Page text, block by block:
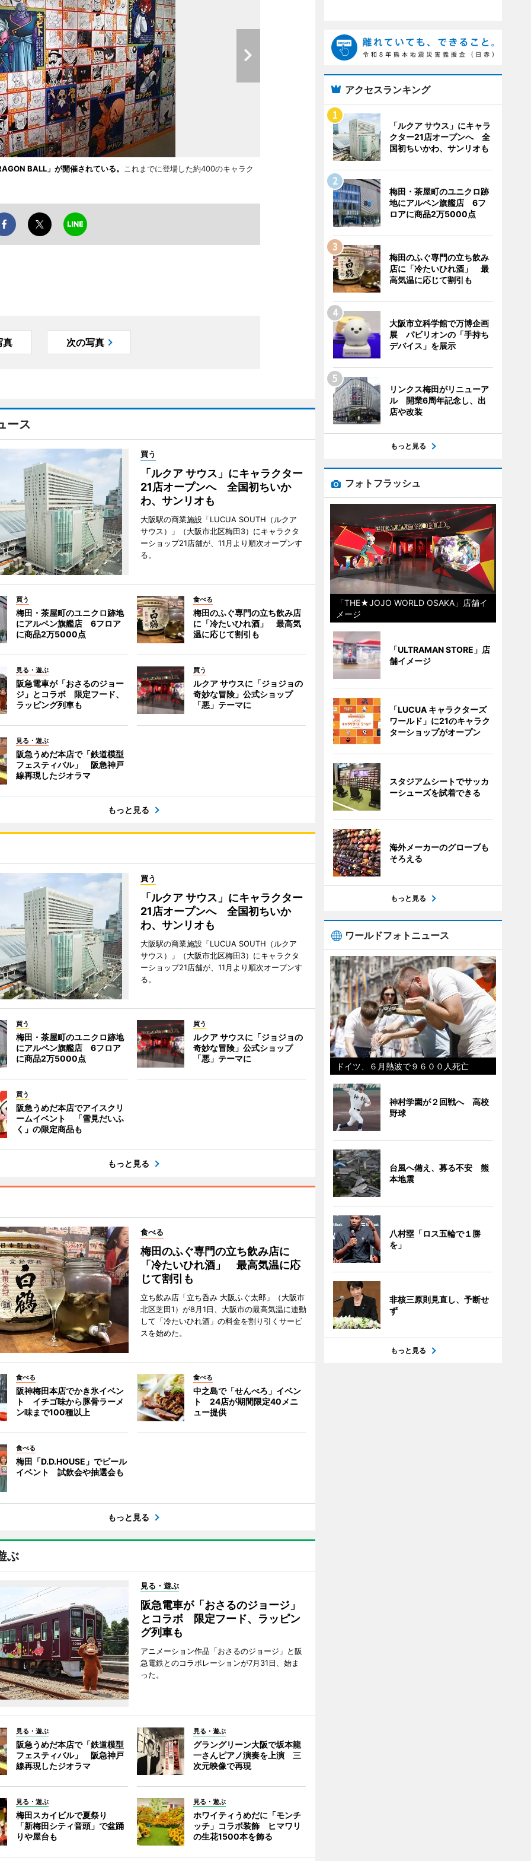
BALL」が開催されている。 これまでに登場した約400のキャラク
真 次の写真
ース
買う
「ルクア サウス」にキャラクター
21店オープンへ 全国初ちいか
わ、サンリオも
大阪駅の商業施設「LUCUA SOUTH（ルクア
サウス）」（大阪市北区梅田3）にキャラクタ
ーショップ21店舗が、11月より順次オープンす
る。
買う
梅田・茶屋町のユニクロ跡地
にアルペン旗艦店 6フロア
に商品2万5000点
食べる
梅田のふぐ専門の立ち飲み店
に「冷たいひれ酒」 最高気
温に応じて割引も
見る・遊ぶ
阪急電車が「おさるのジョー
ジ」とコラボ 限定フード、
ラッピング列車も
買う
ルクア サウスに「ジョジョの
奇妙な冒険」公式ショップ
「悪」テーマに
見る・遊ぶ
阪急うめだ本店で「鉄道模型
フェスティバル」 阪急神戸
線再現したジオラマ
もっと見る
買う
「ルクア サウス」にキャラクター
21店オープンへ 全国初ちいか
わ、サンリオも
大阪駅の商業施設「LUCUA SOUTH（ルクア
サウス）」（大阪市北区梅田3）にキャラクタ
ーショップ21店舗が、11月より順次オープンす
る。
買う
梅田・茶屋町のユニクロ跡地
にアルペン旗艦店 6フロア
に商品2万5000点
買う
ルクア サウスに「ジョジョの
奇妙な冒険」公式ショップ
「悪」テーマに
買う
阪急うめだ本店でアイスクリ
ームイベント 「雪見だいふ
く」の限定商品も
もっと見る
食べる
梅田のふぐ専門の立ち飲み店に
「冷たいひれ酒」 最高気温に応
じて割引も
立ち飲み店「立ち呑み 大阪ふぐ太郎」（大阪市
北区芝田1）が8月1日、大阪市の最高気温に連動
して「冷たいひれ酒」の料金を割り引くサービ
スを始めた。
食べる
阪神梅田本店でかき氷イベン
ト イチゴ味から豚骨ラーメ
ン味まで100種以上
食べる
中之島で「せんべろ」イベン
ト 24店が期間限定40メニ
ュー提供
食べる
梅田「D.D.HOUSE」でビール
イベント 試飲会や抽選会も
もっと見る
ぶ
見る・遊ぶ
阪急電車が「おさるのジョージ」
とコラボ 限定フード、ラッピン
グ列車も
アニメーション作品「おさるのジョージ」と阪
急電鉄とのコラボレーションが7月31日、始ま
った。
見る・遊ぶ
阪急うめだ本店で「鉄道模型
フェスティバル」 阪急神戸
線再現したジオラマ
見る・遊ぶ
グラングリーン大阪で坂本龍
一さんピアノ演奏を上演 三
次元映像で再現
見る・遊ぶ
梅田スカイビルで夏祭り
「新梅田シティ音頭」で盆踊
りや屋台も
見る・遊ぶ
ホワイティうめだに「モンチ
ッチ」コラボ装飾 ヒマワリ
の生花1500本を飾る
アクセスランキング
「ルクア サウス」にキャラ
クター21店オープンへ 全
国初ちいかわ、サンリオも
梅田・茶屋町のユニクロ跡
地にアルペン旗艦店 6フ
ロアに商品2万5000点
梅田のふぐ専門の立ち飲み
店に「冷たいひれ酒」 最
高気温に応じて割引も
大阪市立科学館で万博企画
展 パビリオンの「手持ち
デバイス」を展示
リンクス梅田がリニューア
ル 開業6周年記念し、出
店や改装
もっと見る
フォトフラッシュ
「THE★JOJO WORLD OSAKA」店舗イ
メージ
「ULTRAMAN STORE」店
舗イメージ
「LUCUA キャラクターズ
ワールド」に21のキャラク
ターショップがオープン
スタジアムシートでサッカ
ーシューズを試着できる
海外メーカーのグローブも
そろえる
もっと見る
ワールドフォトニュース
ドイツ、６月熱波で９６００人死亡
神村学園が２回戦へ 高校
野球
台風へ備え、募る不安 熊
本地震
八村塁「ロス五輪で１勝
を」
非核三原則見直し、予断せ
ず
もっと見る